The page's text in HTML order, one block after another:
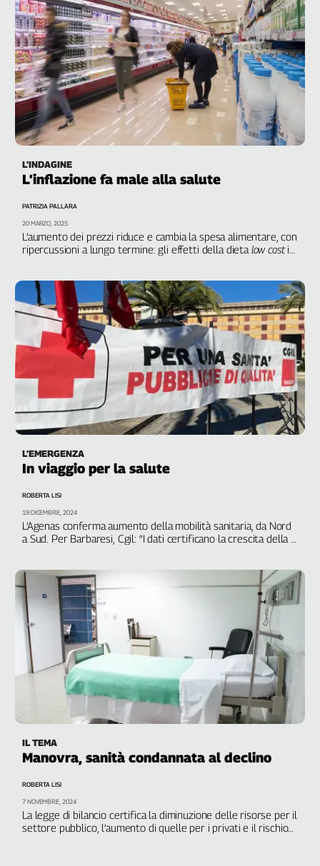
L’INDAGINE
L’inflazione fa male alla salute
L’aumento dei prezzi riduce e cambia la spesa alimentare, con
ripercussioni a lungo termine: gli effetti della dieta low costin
PATRIZIA PALLARA
20 MARZO, 2025
L’EMERGENZA
In viaggio per la salute
L’Agenas conferma aumento della mobilità sanitaria, da Nord
a Sud. Per Barbaresi, Cgil: “I dati certificano la crescita della
ROBERTA LISI
19 DICEMBRE, 2024
IL TEMA
Manovra, sanità condannata al declino
La legge di bilancio certifica la diminuzione delle risorse per il
settore pubblico, l’aumento di quelle per i privati e il rischio
ROBERTA LISI
7 NOVEMBRE, 2024